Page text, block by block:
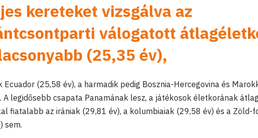
kereteket vizsgálva az
válogatott
(25,35 év),
Ecuador (25,58 év), a harmadik pedig Bosznia-Hercegovina és
A legidősebb csapata Panamának lesz, a játékosok életkorának
fiatalabb az irániak (29,81 év), a kolumbiaiak (29,58 év) és a Zöld-
sem.